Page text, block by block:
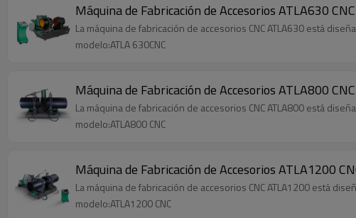
Máquina de Fabricación de Accesorios ATLA630
La máquina de fabricación de accesorios CNC ATLA630 está
modelo:ATLA 630CNC
La máquina de fabricación de accesorios CNC ATLA800 está
modelo:ATLA800 CNC
Máquina de Fabricación de Accesorios ATLA1200
La máquina de fabricación de accesorios CNC ATLA1200 está
modelo:ATLA1200 CNC